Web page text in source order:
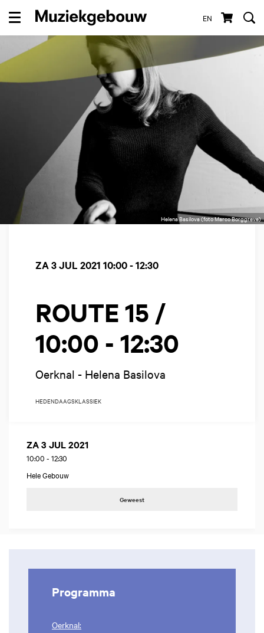
EN
Menu
Helena Basilova (foto Marco Borggreve)
ROUTE 15 /
10:00 - 12:30
Oerknal - Helena Basilova
ZA 3 JUL 2021 10:00 - 12:30
HEDENDAAGSKLASSIEK
ZA 3 JUL 2021
10:00 - 12:30
Hele Gebouw
Geweest
Programma
Oerknal: